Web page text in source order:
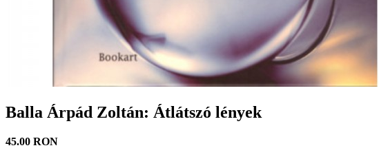
Balla Árpád Zoltán: Átlátszó lények
45.00 RON